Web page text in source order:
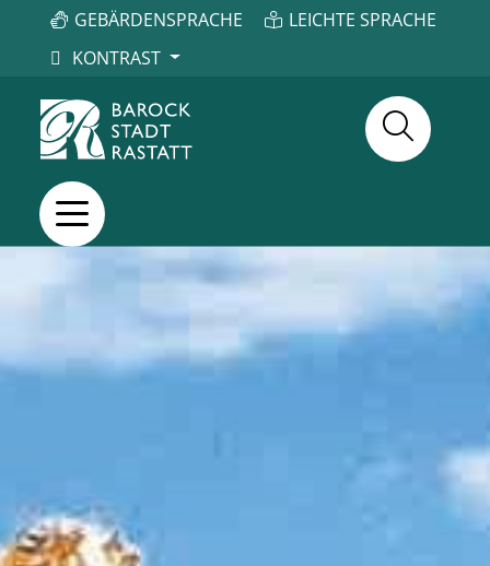
GEBÄRDENSPRACHE
LEICHTE SPRACHE
KONTRAST